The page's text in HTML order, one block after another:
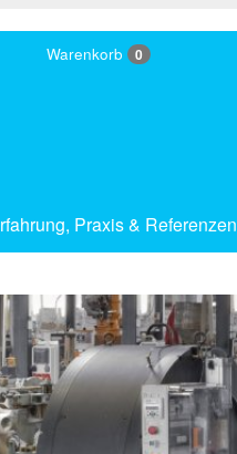
Praxis & Referenzen
Warenkorb 0